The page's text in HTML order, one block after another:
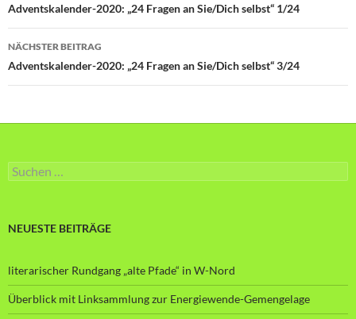
Adventskalender-2020: „24 Fragen an Sie/Dich selbst“ 1/24
NÄCHSTER BEITRAG
Adventskalender-2020: „24 Fragen an Sie/Dich selbst“ 3/24
Suche
nach:
NEUESTE BEITRÄGE
literarischer Rundgang „alte Pfade“ in W-Nord
Überblick mit Linksammlung zur Energiewende-Gemengelage